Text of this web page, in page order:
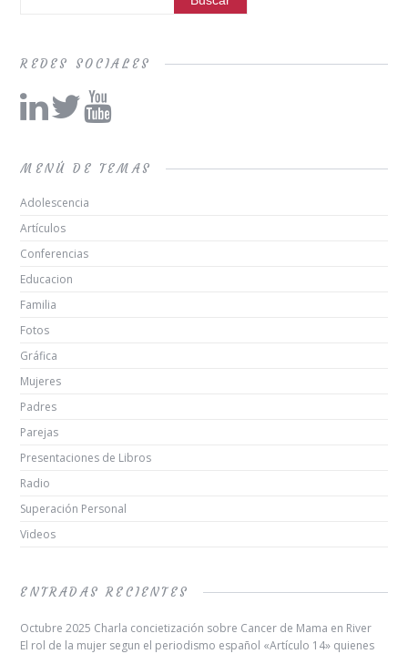
REDES SOCIALES
MENÚ DE TEMAS
Adolescencia
Artículos
Conferencias
Educacion
Familia
Fotos
Gráfica
Mujeres
Padres
Parejas
Presentaciones de Libros
Radio
Superación Personal
Videos
ENTRADAS RECIENTES
Octubre 2025 Charla concietización sobre Cancer de Mama en River
El rol de la mujer segun el periodismo español «Artículo 14» quienes